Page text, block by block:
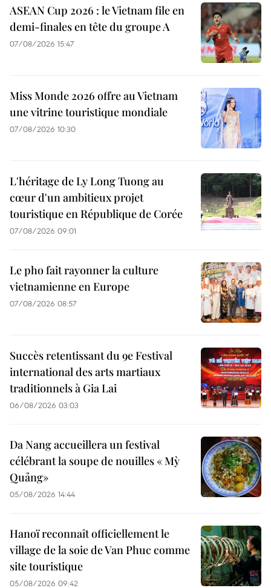
ASEAN Cup 2026 : le Vietnam file en
demi-finales en tête du groupe A
07/08/2026 15:47
Miss Monde 2026 offre au Vietnam
une vitrine touristique mondiale
07/08/2026 10:30
L'héritage de Ly Long Tuong au
cœur d'un ambitieux projet
touristique en République de Corée
07/08/2026 09:01
Le pho fait rayonner la culture
vietnamienne en Europe
07/08/2026 08:57
Succès retentissant du 9e Festival
international des arts martiaux
traditionnels à Gia Lai
06/08/2026 03:03
Da Nang accueillera un festival
célébrant la soupe de nouilles « Mỳ
Quảng»
05/08/2026 14:44
Hanoï reconnaît officiellement le
village de la soie de Van Phuc comme
site touristique
05/08/2026 09:42